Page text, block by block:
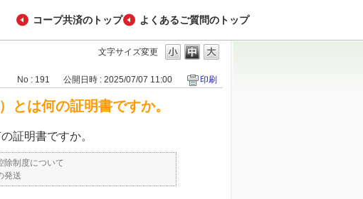
コープ共済のトップ よくあるご質問のトップ
文字サイズ変更
No : 191 公開日時 : 2025/07/07 11:00 印刷
とは何の証明書ですか。
証明書ですか。
除制度について
発送